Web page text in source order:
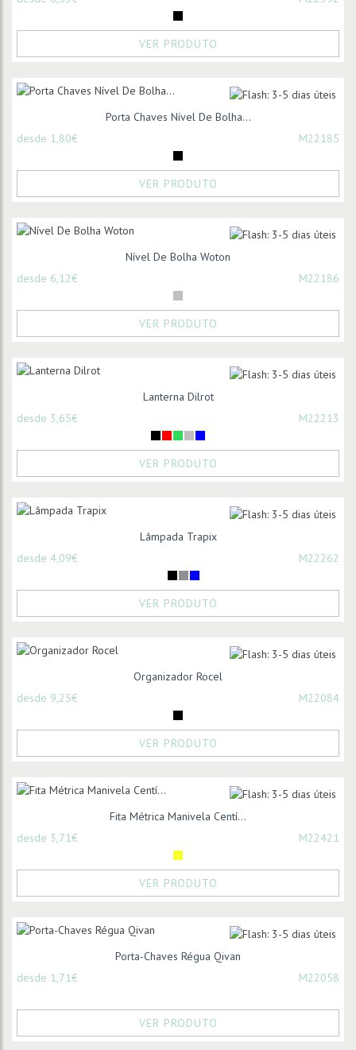
VER PRODUTO
Porta Chaves Nível De Bolha...
desde 1,80€
M22185
VER PRODUTO
Nível De Bolha Woton
desde 6,12€
M22186
VER PRODUTO
Lanterna Dilrot
desde 3,65€
M22213
VER PRODUTO
Lâmpada Trapix
desde 4,09€
M22262
VER PRODUTO
Organizador Rocel
desde 9,25€
M22084
VER PRODUTO
Fita Métrica Manivela Centí...
desde 3,71€
M22421
VER PRODUTO
Porta-Chaves Régua Qivan
desde 1,71€
M22058
VER PRODUTO